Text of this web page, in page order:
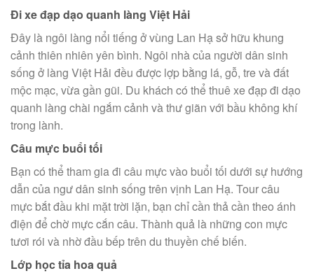
Đi xe đạp dạo quanh làng Việt Hải
Đây là ngôi làng nổi tiếng ở vùng Lan Hạ sở hữu khung
cảnh thiên nhiên yên bình. Ngôi nhà của người dân sinh
sống ở làng Việt Hải đều được lợp bằng lá, gỗ, tre và đất
mộc mạc, vừa gần gũi. Du khách có thể thuê xe đạp đi dạo
quanh làng chài ngắm cảnh và thư giãn với bầu không khí
trong lành.
Câu mực buổi tối
Bạn có thể tham gia đi câu mực vào buổi tối dưới sự hướng
dẫn của ngư dân sinh sống trên vịnh Lan Hạ. Tour câu
mực bắt đầu khi mặt trời lặn, bạn chỉ cần thả cần theo ánh
điện để chờ mực cắn câu. Thành quả là những con mực
tươi rói và nhờ đầu bếp trên du thuyền chế biến.
Lớp học tỉa hoa quả